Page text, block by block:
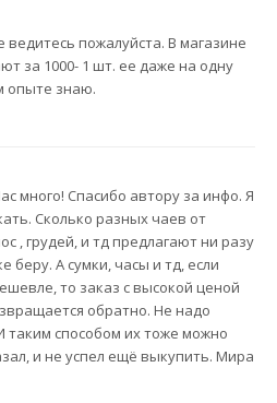
пожалуйста. В магазине
за 1000- 1 шт. ее даже на одну
опыте знаю.
много! Спасибо автору за инфо. Я
Сколько разных чаев от
, грудей, и тд предлагают ни разу
беру. А сумки, часы и тд, если
то заказ с высокой ценой
обратно. Не надо
таким способом их тоже можно
и не успел ещё выкупить. Мира